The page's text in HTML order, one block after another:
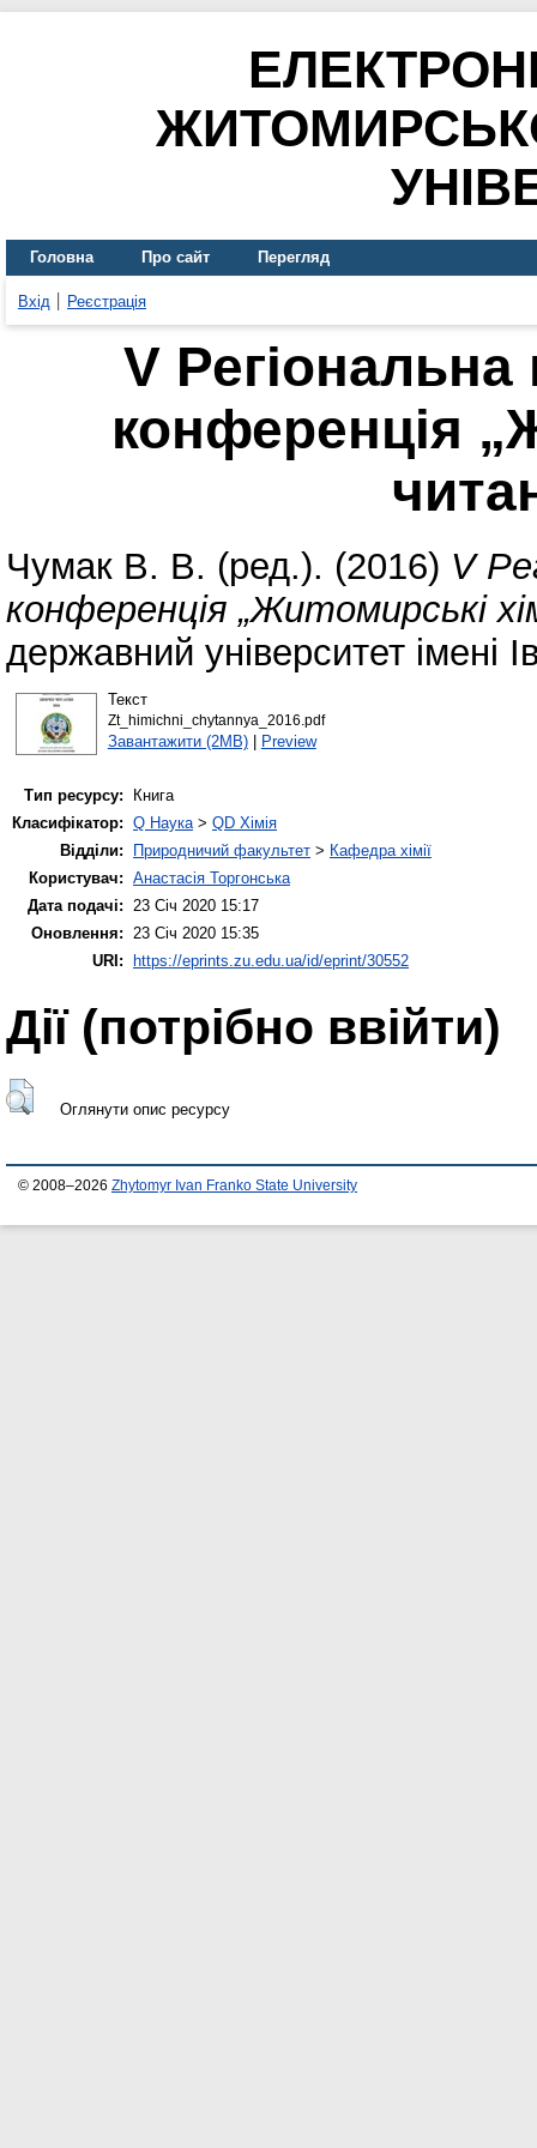
Головна Про сайт Перегляд
Вхід Реєстрація
V
конференція
Чумак В. В. (ред.). (2016) V
конференція „Житомирські
державний університет імені
Текст
Zt_himichni_chytannya_2016.pdf
Завантажити (2MB)| Preview
Тип ресурсу:
Книга
Класифікатор: Q Наука> QD Хімія
Відділи:
Природничий факультет > Кафедра хімії
Користувач: Анастасія Торгонська
Дата подачі: 23 Січ 2020 15:17
Оновлення: 23 Січ 2020 15:35
URI:
https://eprints.zu.edu.ua/id/eprint/30552
Дії ​​(потрібно ввійти)
Оглянути опис ресурсу
© 2008–2026 Zhytomyr Ivan Franko State University